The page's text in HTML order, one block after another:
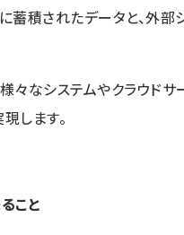
蓄積されたデータと、外
々なシステムやクラウド
します。
こと